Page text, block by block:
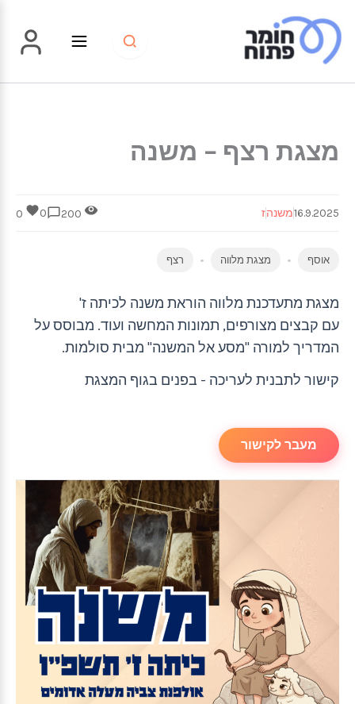
לתוכן
מצגת רצף – משנה
16.9.2025משנהז 0
אוסף מצגת מלווה רצף
מצגת מתעדכנת מלווה הוראת משנה לכיתה ז'
עם קבצים מצורפים, תמונות המחשה ועוד. מבוסס על
המדריך למורה "מסע אל המשנה" מבית סולמות.
קישור לתבנית לעריכה - בפנים בגוף המצגת
מעבר לקישור